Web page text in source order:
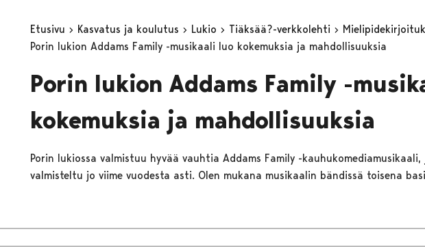
Etusivu Kasvatus ja koulutus Lukio Tiäksää?-verkkolehti
Porin lukion Addams Family -musikaali luo kokemuksia ja mahdollisuuksia
Porin lukion Addams Family -
kokemuksia ja mahdollisuuksia
Porin lukiossa valmistuu hyvää vauhtia Addams Family -
valmisteltu jo viime vuodesta asti. Olen mukana musikaalin bändissä toisena